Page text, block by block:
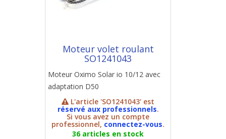
Moteur volet roulant
SO1241043
Moteur Oximo Solar io 10/12 avec
adaptation D50
L'article 'SO1241043' est
réservé aux professionnels.
Si vous avez un compte
professionnel, connectez-vous.
36 articles en stock